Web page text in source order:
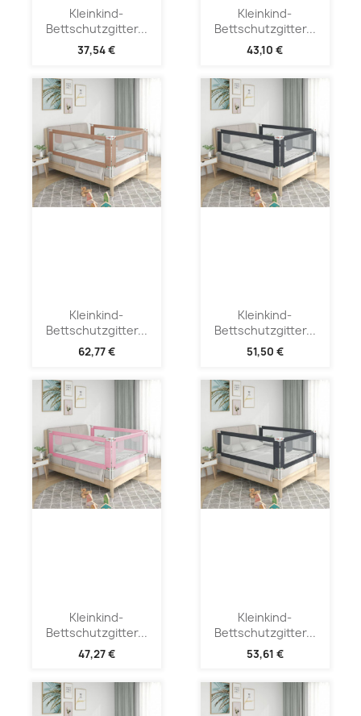
Kleinkind-
Bettschutzgitter...
37,54 €
Kleinkind-
Bettschutzgitter...
43,10 €
Kleinkind-
Bettschutzgitter...
62,77 €
Kleinkind-
Bettschutzgitter...
51,50 €
Kleinkind-
Bettschutzgitter...
47,27 €
Kleinkind-
Bettschutzgitter...
53,61 €